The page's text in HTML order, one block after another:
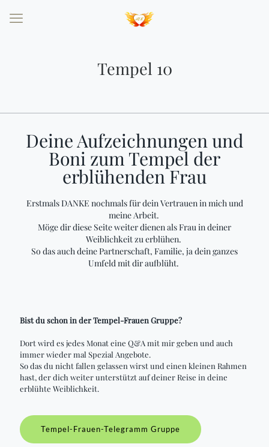
Tempel 10
Deine Aufzeichnungen und
Boni zum Tempel der
erblühenden Frau
Erstmals DANKE nochmals für dein Vertrauen in mich und
meine Arbeit.
Möge dir diese Seite weiter dienen als Frau in deiner
Weiblichkeit zu erblühen.
So das auch deine Partnerschaft, Familie, ja dein ganzes
Umfeld mit dir aufblüht.
Bist du schon in der Tempel-Frauen Gruppe?
Dort wird es jedes Monat eine Q&A mit mir geben und auch
immer wieder mal Spezial Angebote.
So das du nicht fallen gelassen wirst und einen kleinen Rahmen
hast, der dich weiter unterstützt auf deiner Reise in deine
erblühte Weiblichkeit.
Tempel-Frauen-Telegramm Gruppe